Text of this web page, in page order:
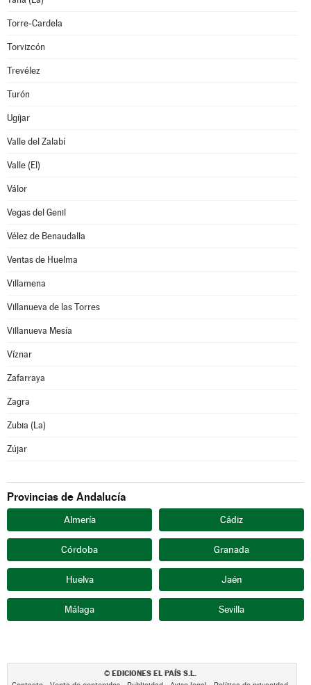
Torre-Cardela
Torvizcón
Trevélez
Turón
Ugíjar
Valle del Zalabí
Valle (El)
Válor
Vegas del Genil
Vélez de Benaudalla
Ventas de Huelma
Villamena
Villanueva de las Torres
Villanueva Mesía
Víznar
Zafarraya
Zagra
Zubia (La)
Zújar
Provincias de Andalucía
Almería Cádiz
Córdoba Granada
Huelva Jaén
Málaga Sevilla
© EDICIONES EL PAÍS S.L.